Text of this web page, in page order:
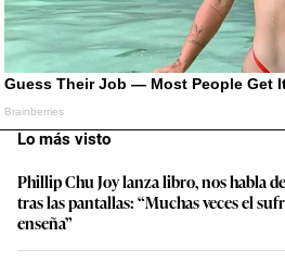
Lo más visto
Phillip Chu Joy lanza libro, nos habla
tras las pantallas: “Muchas veces el
enseña”